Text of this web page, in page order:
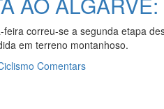
feira correu-se a segunda etapa
em terreno montanhoso.
Comentars